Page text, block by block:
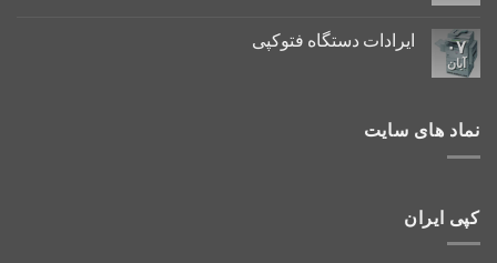
۰۷
آبان
ایرادات دستگاه فتوکپی
نماد های سایت
کپی ایران